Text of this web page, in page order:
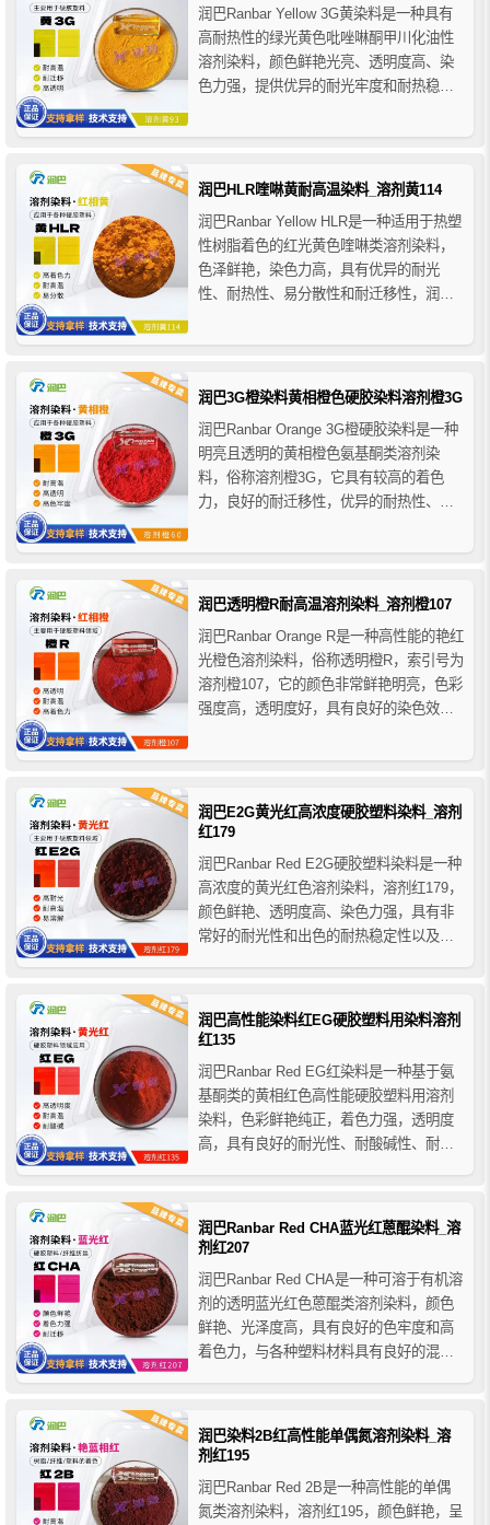
润巴Ranbar Yellow 3G黄染料是一种具有
高耐热性的绿光黄色吡唑啉酮甲川化油性
溶剂染料，颜色鲜艳光亮、透明度高、染
色力强，提供优异的耐光牢度和耐热稳定
胶塑料产品着色，适用于PS、SB、
物，也推荐用于涤纶纤维原浆和色母粒的
润巴HLR喹啉黄耐高温染料_溶剂黄114
润巴Ranbar Yellow HLR是一种适用于热塑
性树脂着色的红光黄色喹啉类溶剂染料，
色泽鲜艳，染色力高，具有优异的耐光
性、耐热性、易分散性和耐迁移性，润巴
有良好的混溶性，在塑料中具有很高的着
ABS、PS、HIPS 、PC、PBT、PET、
润巴3G橙染料黄相橙色硬胶染料溶剂橙3G
润巴Ranbar Orange 3G橙硬胶染料是一种
明亮且透明的黄相橙色氨基酮类溶剂染
料，俗称溶剂橙3G，它具有较高的着色
力，良好的耐迁移性，优异的耐热性、耐
料材料具有良好的相溶性，可完全溶于聚
用。
润巴透明橙R耐高温溶剂染料_溶剂橙107
润巴Ranbar Orange R是一种高性能的艳红
光橙色溶剂染料，俗称透明橙R，索引号为
溶剂橙107，它的颜色非常鲜艳明亮，色彩
强度高，透明度好，具有良好的染色效果
物的透明和不透明染色，如聚苯乙烯PS、
SAN、AS、PET、PBT、PMM...
润巴E2G黄光红高浓度硬胶塑料染料_溶剂
红179
润巴Ranbar Red E2G硬胶塑料染料是一种
高浓度的黄光红色溶剂染料，溶剂红179，
颜色鲜艳、透明度高、染色力强，具有非
常好的耐光性和出色的耐热稳定性以及良
各种塑料、树脂和纤维的着色等。
润巴高性能染料红EG硬胶塑料用染料溶剂
红135
润巴Ranbar Red EG红染料是一种基于氨
基酮类的黄相红色高性能硬胶塑料用溶剂
染料，色彩鲜艳纯正，着色力强，透明度
高，具有良好的耐光性、耐酸碱性、耐迁
种塑料材料具有良好的混溶性，可完全溶
于聚合物获得高透明度的鲜艳颜色。
润巴Ranbar Red CHA蓝光红蒽醌染料_溶
剂红207
润巴Ranbar Red CHA是一种可溶于有机溶
剂的透明蓝光红色蒽醌类溶剂染料，颜色
鲜艳、光泽度高，具有良好的色牢度和高
着色力，与各种塑料材料具有良好的混溶
润巴染料2B红高性能单偶氮溶剂染料_溶
剂红195
润巴Ranbar Red 2B是一种高性能的单偶
氮类溶剂染料，溶剂红195，颜色鲜艳，呈